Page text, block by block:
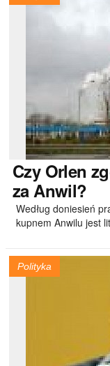
CzyOrlen
za Anwil?
Według doniesień
kupnem Anwilu jest
Polityka